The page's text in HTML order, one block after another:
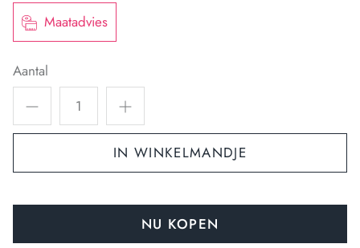
Maatadvies
Aantal
IN WINKELMANDJE
NU KOPEN